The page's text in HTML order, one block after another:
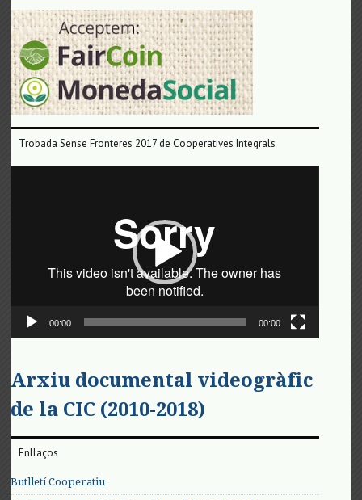
Trobada Sense Fronteres 2017 de Cooperatives Integrals
00:00 00:00
Arxiu documental videogràfic
de la CIC (2010-2018)
Enllaços
Butlletí Cooperatiu